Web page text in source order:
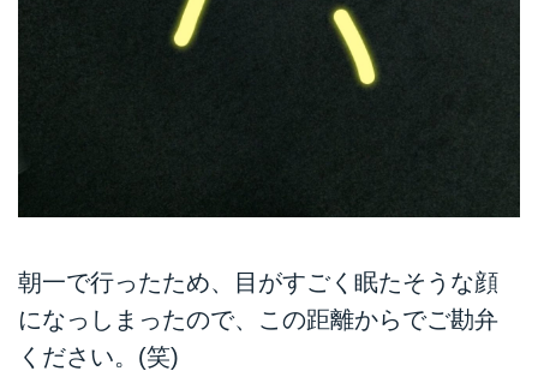
朝一で行ったため、目がすごく眠たそうな顔
になっしまったので、この距離からでご勘弁
ください。(笑)